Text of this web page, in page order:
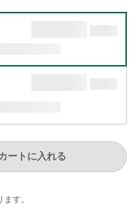
ートに入れる
す。